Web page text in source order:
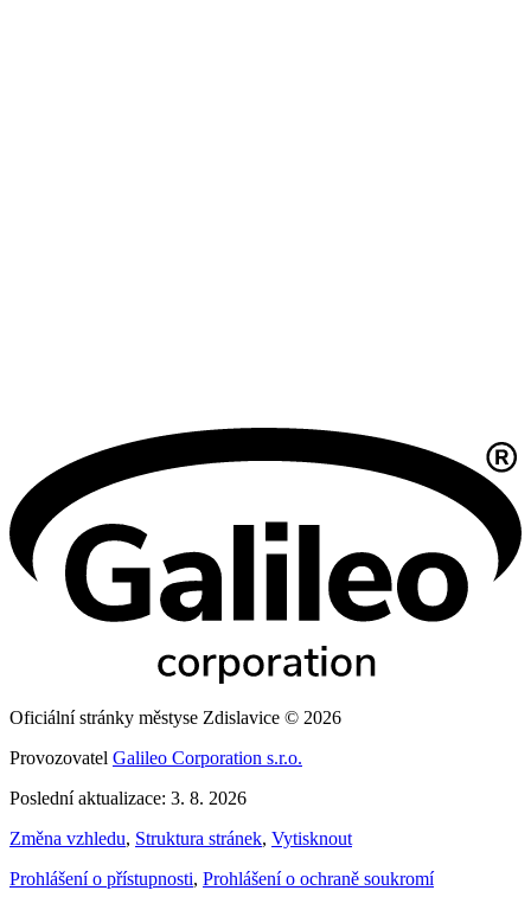
Oficiální stránky městyse Zdislavice © 2026
Provozovatel Galileo Corporation s.r.o.
Poslední aktualizace: 3. 8. 2026
Změna vzhledu, Struktura stránek, Vytisknout
Prohlášení o přístupnosti, Prohlášení o ochraně soukromí